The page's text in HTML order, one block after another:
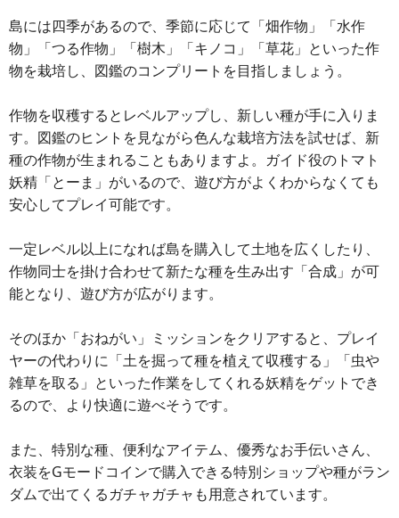
島には四季があるので、季節に応じて「畑作物」「水作
物」「つる作物」「樹木」「キノコ」「草花」といった作
物を栽培し、図鑑のコンプリートを目指しましょう。
作物を収穫するとレベルアップし、新しい種が手に入りま
す。図鑑のヒントを見ながら色んな栽培方法を試せば、新
種の作物が生まれることもありますよ。ガイド役のトマト
妖精「とーま」がいるので、遊び方がよくわからなくても
安心してプレイ可能です。
一定レベル以上になれば島を購入して土地を広くしたり、
作物同士を掛け合わせて新たな種を生み出す「合成」が可
能となり、遊び方が広がります。
そのほか「おねがい」ミッションをクリアすると、プレイ
ヤーの代わりに「土を掘って種を植えて収穫する」「虫や
雑草を取る」といった作業をしてくれる妖精をゲットでき
るので、より快適に遊べそうです。
また、特別な種、便利なアイテム、優秀なお手伝いさん、
衣装をGモードコインで購入できる特別ショップや種がラン
ダムで出てくるガチャガチャも用意されています。